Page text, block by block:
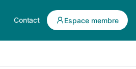
Contact Espace membre